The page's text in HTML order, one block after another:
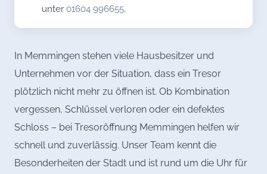
unter 01604 996655.
In Memmingen stehen viele Hausbesitzer und
Unternehmen vor der Situation, dass ein Tresor
plötzlich nicht mehr zu öffnen ist. Ob Kombination
vergessen, Schlüssel verloren oder ein defektes
Schloss – bei Tresoröffnung Memmingen helfen wir
schnell und zuverlässig. Unser Team kennt die
Besonderheiten der Stadt und ist rund um die Uhr für